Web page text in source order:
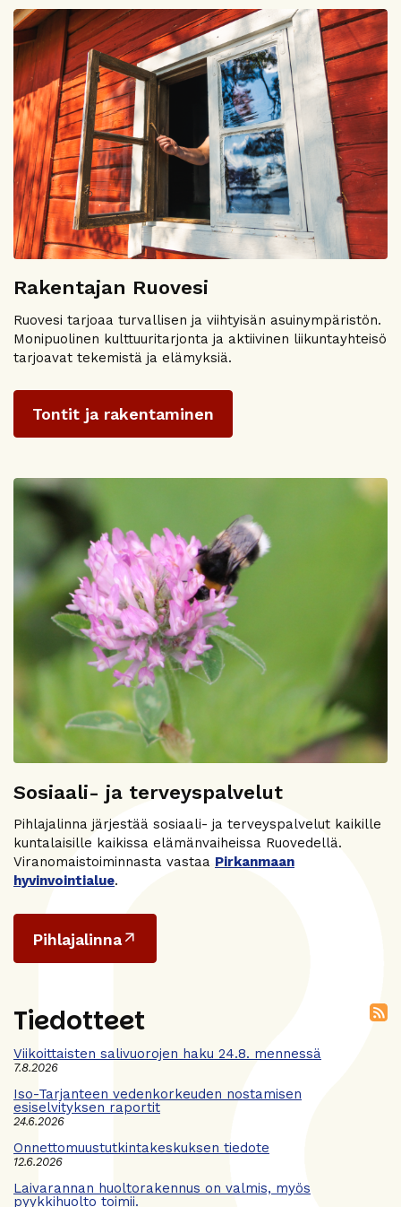
Rakentajan Ruovesi
Ruovesi tarjoaa turvallisen ja viihtyisän asuinympäristön.
Monipuolinen kulttuuritarjonta ja aktiivinen liikuntayhteisö
tarjoavat tekemistä ja elämyksiä.
Tontit ja rakentaminen
Sosiaali- ja terveyspalvelut
Pihlajalinna järjestää sosiaali- ja terveyspalvelut kaikille
kuntalaisille kaikissa elämänvaiheissa Ruovedellä.
Viranomaistoiminnasta vastaa Pirkanmaan
hyvinvointialue.
Pihlajalinna
Tiedotteet
Viikoittaisten salivuorojen haku 24.8. mennessä
7.8.2026
Iso-Tarjanteen vedenkorkeuden nostamisen
esiselvityksen raportit
24.6.2026
Onnettomuustutkintakeskuksen tiedote
12.6.2026
Laivarannan huoltorakennus on valmis, myös
pyykkihuolto toimii.